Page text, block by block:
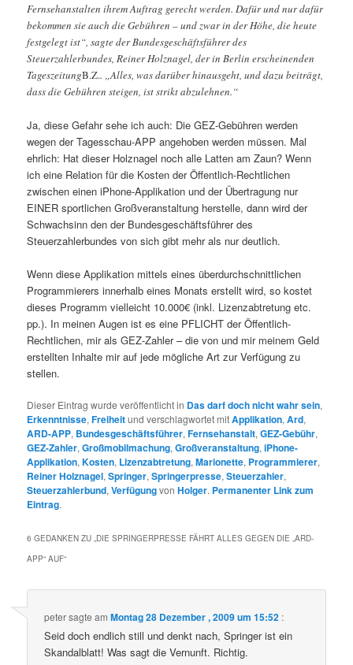
Fernsehanstalten ihrem Auftrag gerecht werden. Dafür und nur dafür
bekommen sie auch die Gebühren – und zwar in der Höhe, die heute
festgelegt ist“, sagte der Bundesgeschäftsführer des
Steuerzahlerbundes, Reiner Holznagel, der in Berlin erscheinenden
TageszeitungB.Z.. „Alles, was darüber hinausgeht, und dazu beiträgt,
dass die Gebühren steigen, ist strikt abzulehnen.“
Ja, diese Gefahr sehe ich auch: Die GEZ-Gebühren werden
wegen der Tagesschau-APP angehoben werden müssen. Mal
ehrlich: Hat dieser Holznagel noch alle Latten am Zaun? Wenn
ich eine Relation für die Kosten der Öffentlich-Rechtlichen
zwischen einen iPhone-Applikation und der Übertragung nur
EINER sportlichen Großveranstaltung herstelle, dann wird der
Schwachsinn den der Bundesgeschäftsführer des
Steuerzahlerbundes von sich gibt mehr als nur deutlich.
Wenn diese Applikation mittels eines überdurchschnittlichen
Programmierers innerhalb eines Monats erstellt wird, so kostet
dieses Programm vielleicht 10.000€ (inkl. Lizenzabtretung etc.
pp.). In meinen Augen ist es eine PFLICHT der Öffentlich-
Rechtlichen, mir als GEZ-Zahler – die von und mir meinem Geld
erstellten Inhalte mir auf jede mögliche Art zur Verfügung zu
stellen.
Dieser Eintrag wurde veröffentlicht in Das darf doch nicht wahr sein,
Erkenntnisse,Freiheitund verschlagwortet mitApplikation,Ard,
ARD-APP, Bundesgeschäftsführer,Fernsehanstalt,GEZ-Gebühr,
GEZ-Zahler,Großmobilmachung,Großveranstaltung,iPhone-
Applikation,Kosten, Lizenzabtretung,Marionette, Programmierer,
Reiner Holznagel,Springer,Springerpresse,Steuerzahler,
Steuerzahlerbund,VerfügungvonHolger. Permanenter Link zum
Eintrag.
6 GEDANKEN ZU „DIE SPRINGERPRESSE FÄHRT ALLES GEGEN DIE „ARD-
APP“ AUF“
petersagte amMontag 28 Dezember , 2009 um 15:52 :
Seid doch endlich still und denkt nach, Springer ist ein
Skandalblatt! Was sagt die Vernunft. Richtig.